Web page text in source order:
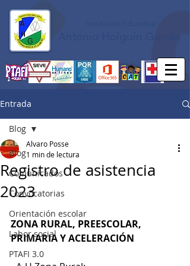
Entrada
Blog
Comunicados
Convocatorias
Orientación escolar
Labor social
PTAFI 3.0
Blog
Registro de asistencia
2023
Alvaro Posse
1 min de lectura
ZONA RURAL, PREESCOLAR,
PRIMARIA Y ACELERACIÓN